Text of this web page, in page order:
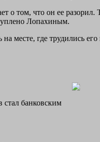
том, что он ее разорил.
Лопахиным.
месте, где трудились
стал банковским